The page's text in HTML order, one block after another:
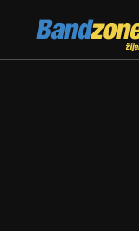
Bandzone.cz
žijeme hudbou